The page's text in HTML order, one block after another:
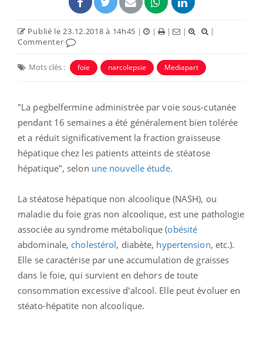
Publié le 23.12.2018 à 14h45 | | | |
|
Commenter
Mots clés : foie narcolepsie Mediapart
"La pegbelfermine administrée par voie sous-cutanée
pendant 16 semaines a été généralement bien tolérée
et a réduit significativement la fraction graisseuse
hépatique chez les patients atteints de stéatose
hépatique", selon une nouvelle étude.
La stéatose hépatique non alcoolique (NASH), ou
maladie du foie gras non alcoolique, est une pathologie
associée au syndrome métabolique (obésité
abdominale, cholestérol, diabète, hypertension, etc.).
Elle se caractérise par une accumulation de graisses
dans le foie, qui survient en dehors de toute
consommation excessive d'alcool. Elle peut évoluer en
stéato-hépatite non alcoolique.